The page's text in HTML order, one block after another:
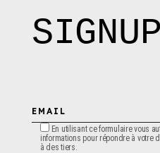
SIGNUP
En utilisant ce formulaire vous
informations pour répondre à votre
à des tiers.